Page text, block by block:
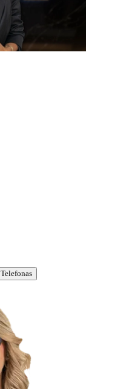
Telefonas